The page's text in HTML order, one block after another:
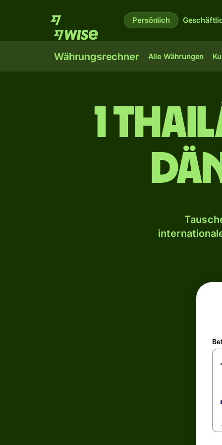
Persönlich
Währungsrechner Alle Währungen
1